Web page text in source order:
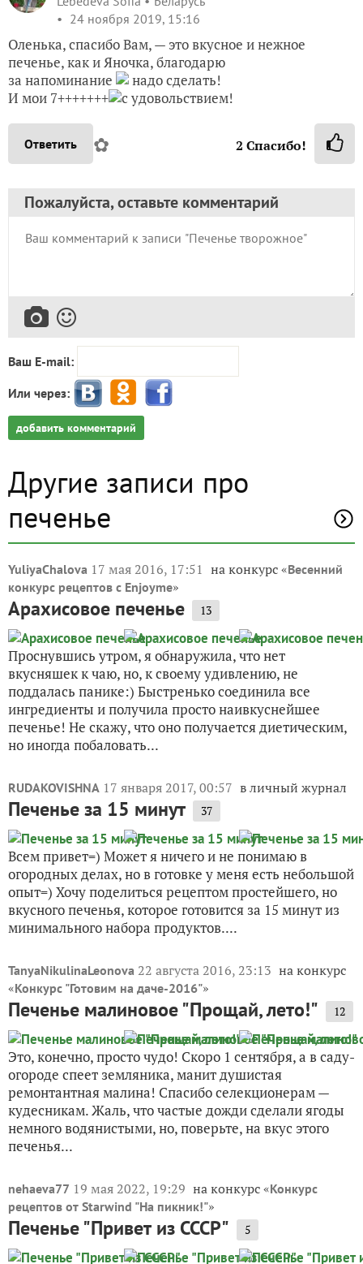
24 ноября 2019, 15:16
Оленька, спасибо Вам, — это вкусное и нежное
печенье, как и Яночка, благодарю
за напоминание
надо сделать!
И мои 7+++++++
с удовольствием!
Ответить ✿ 2 Спасибо!
Пожалуйста, оставьте комментарий
Ваш E-mail:
Или через:
добавить комментарий
Другие записи про
печенье
YuliyaChalova 17 мая 2016, 17:51 на конкурс «Весенний
конкурс рецептов с Enjoyme»
Арахисовое печенье 13
Проснувшись утром, я обнаружила, что нет
вкусняшек к чаю, но, к своему удивлению, не
поддалась панике:) Быстренько соединила все
ингредиенты и получила просто наивкуснейшее
печенье! Не скажу, что оно получается диетическим,
но иногда побаловать...
RUDAKOVISHNA 17 января 2017, 00:57 в личный журнал
Печенье за 15 минут 37
Всем привет=) Может я ничего и не понимаю в
огородных делах, но в готовке у меня есть небольшой
опыт=) Хочу поделиться рецептом простейшего, но
вкусного печенья, которое готовится за 15 минут из
минимального набора продуктов....
TanyaNikulinaLeonova 22 августа 2016, 23:13 на конкурс
«Конкурс "Готовим на даче-2016"»
Печенье малиновое "Прощай, лето!" 12
Это, конечно, просто чудо! Скоро 1 сентября, а в саду-
огороде спеет земляника, манит душистая
ремонтантная малина! Спасибо селекционерам —
кудесникам. Жаль, что частые дожди сделали ягоды
немного водянистыми, но, поверьте, на вкус этого
печенья...
nehaeva77 19 мая 2022, 19:29 на конкурс «Конкурс
рецептов от Starwind "На пикник!"»
Печенье "Привет из СССР" 5